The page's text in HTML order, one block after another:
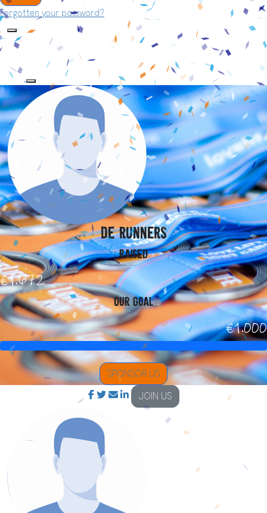
Forgotten your password?
De runners
Raised
€1.672
Our Goal
€1.000
SPONSOR US
JOIN US